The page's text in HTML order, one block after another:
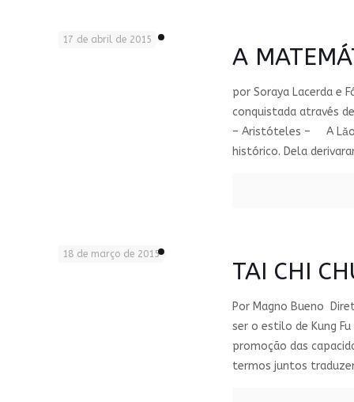
17 de abril de 2015
A
por Soraya Lacerda e
conquistada através
– Aristóteles – A Lǎo
histórico. Dela
18 de março de 2015
TAI CHI
Por Magno Bueno
ser o estilo de Kung
promoção das
termos juntos